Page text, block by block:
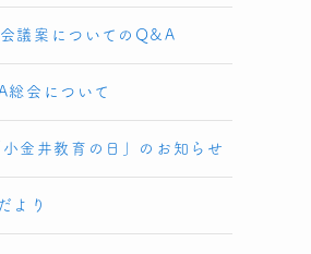
議案についてのQ&A
総会について
金井教育の日」のお知らせ
より